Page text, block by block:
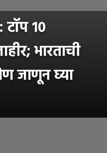
१०
भारताची
जाणून घ्या